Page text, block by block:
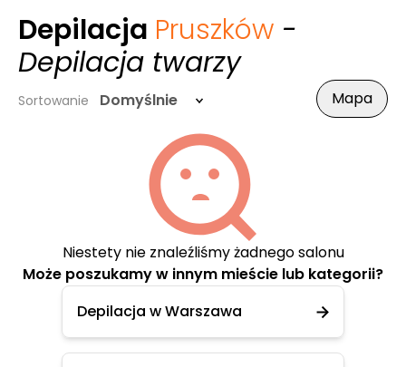
Depilacja Pruszków -
Depilacja twarzy
Sortowanie Domyślnie Mapa
Niestety nie znaleźliśmy żadnego salonu
Może poszukamy w innym mieście lub kategorii?
Depilacja w Warszawa